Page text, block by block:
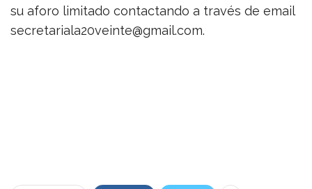
su aforo limitado contactando a través de email
secretariala20veinte@gmail.com.